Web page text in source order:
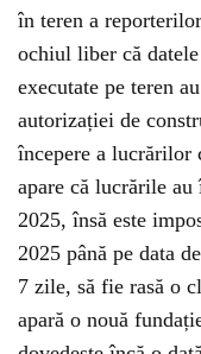
în teren a
ochiul liber că
executate pe teren
autorizației de
începere a lucrărilor
apare că lucrările au
2025, însă este
2025 până pe data
7 zile, să fie rasă o
apară o nouă